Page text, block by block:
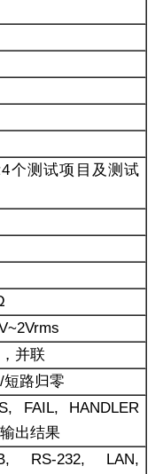
4个测试项目及测试
并联
短路归零
FAIL, HANDLER
出结果
RS-232, LAN,